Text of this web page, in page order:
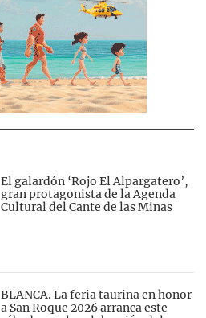
El galardón ‘Rojo El Alpargatero’,
gran protagonista de la Agenda
Cultural del Cante de las Minas
BLANCA. La feria taurina en honor
a San Roque 2026 arranca este